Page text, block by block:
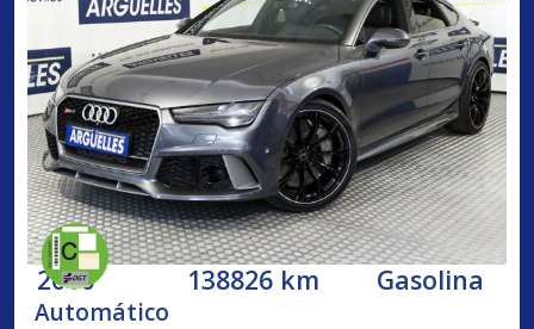
2016 138826 km Gasolina
Automático